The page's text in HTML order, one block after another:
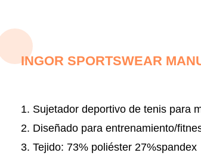
INGOR SPORTSWEAR
1. Sujetador deportivo de tenis para
2. Diseñado para entrenamiento/
3. Tejido: 73% poliéster 27%spandex